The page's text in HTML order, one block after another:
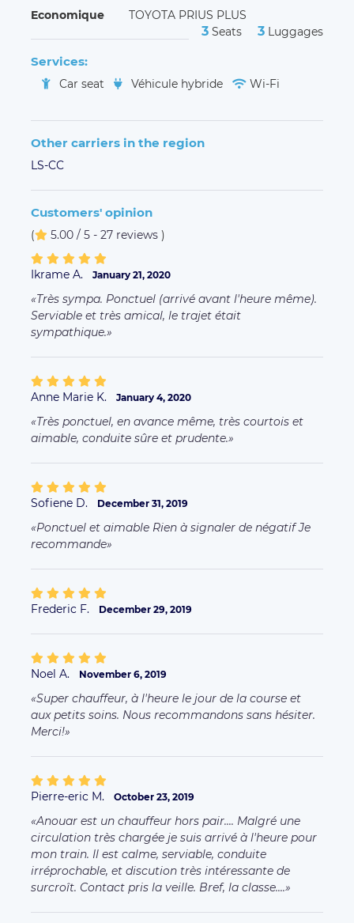
Economique TOYOTA PRIUS PLUS
3 Seats 3 Luggages
Services:
Car seat Véhicule hybride Wi-Fi
Other carriers in the region
LS-CC
Customers' opinion
( 5.00 / 5 - 27 reviews )
Ikrame A. January 21, 2020
Très sympa. Ponctuel (arrivé avant l'heure même).
Serviable et très amical, le trajet était
sympathique.
Anne Marie K. January 4, 2020
Très ponctuel, en avance même, très courtois et
aimable, conduite sûre et prudente.
Sofiene D. December 31, 2019
Ponctuel et aimable Rien à signaler de négatif Je
recommande
Frederic F. December 29, 2019
Noel A. November 6, 2019
Super chauffeur, à l'heure le jour de la course et
aux petits soins. Nous recommandons sans hésiter.
Merci!
Pierre-eric M. October 23, 2019
Anouar est un chauffeur hors pair.... Malgré une
circulation très chargée je suis arrivé à l'heure pour
mon train. Il est calme, serviable, conduite
irréprochable, et discution très intéressante de
surcroît. Contact pris la veille. Bref, la classe....